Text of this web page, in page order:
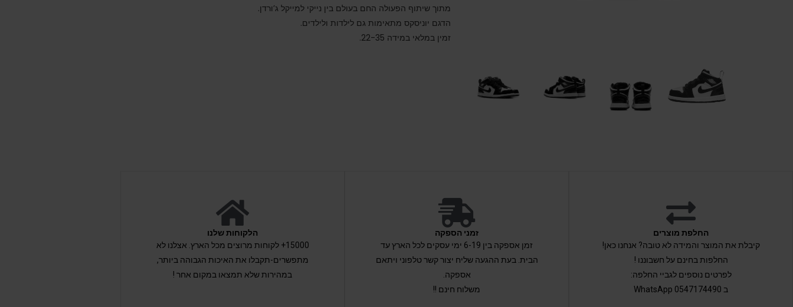
מתוך שיתוף הפעולה החם בעולם בין נייקי למייקל ג’ורדן.
הדגם יוניסקס מתאימות גם לילדות ולילדים.
זמין במלאי במידה 22-35.
החלפת מוצרים
קיבלת את המוצר והמידה לא טובה? אנחנו כאן!
החלפות בחינם על חשבוננו !
לפרטים נוספים לגביי החלפה:
ב 0547174490 WhatsApp
זמני הספקה
זמן אספקה בין 6-19 ימי עסקים לכל הארץ עד
הבית. בעת ההגעה שליח יצור קשר טלפוני ויתאם
אספקה.
משלוח חינם !!
הלקוחות שלנו
15000+ לקוחות מרוצים מכל הארץ. אצלנו לא
מתפשרים-תקבלו את האיכות הגבוהה ביותר,
במהירות שלא תמצאו במקום אחר !